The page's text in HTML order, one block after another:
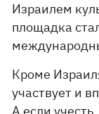
Израилем
площадка
Кроме
участвует и